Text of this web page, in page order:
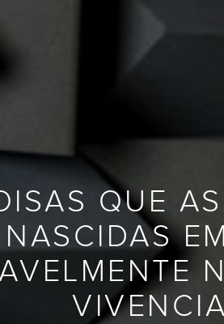
QUE
NASCIDAS